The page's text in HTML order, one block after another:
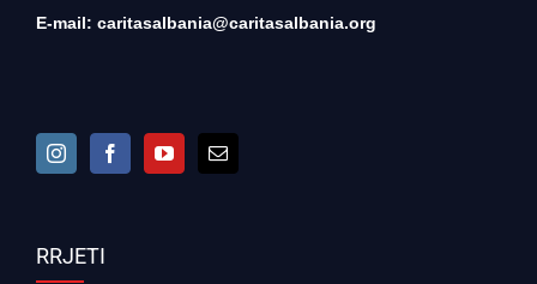
E-mail: caritasalbania@caritasalbania.org
RRJETI